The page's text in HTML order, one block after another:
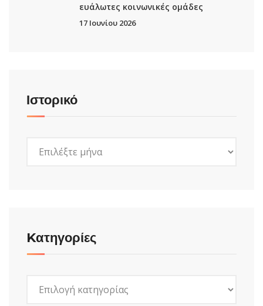
ευάλωτες κοινωνικές ομάδες
17 Ιουνίου 2026
Ιστορικό
Kατηγορίες